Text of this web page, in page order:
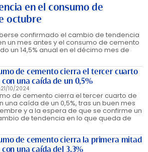
en el consumo de
octubre
confirmado el cambio de tendencia
un mes antes y el consumo de cemento
un 14,5% anual en el décimo mes de
de cemento cierra el tercer cuarto
con una caída de un 0,5%
21/10/2024
de cemento cierra el tercer cuarto de
una caída de un 0,5%, tras un buen mes
y a la espera de que se confirme un
de tendencia en lo que queda de
de cemento cierra la primera mitad
con una caída del 3,3%